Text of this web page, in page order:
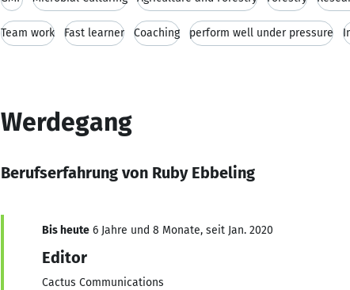
Team work Fast learner Coaching perform well under pressure
Werdegang
Berufserfahrung von Ruby Ebbeling
Bis heute 6 Jahre und 8 Monate, seit Jan. 2020
Editor
Cactus Communications